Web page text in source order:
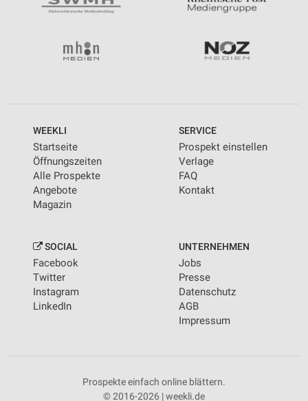
WEEKLI
Startseite
Öffnungszeiten
Alle Prospekte
Angebote
Magazin
SERVICE
Prospekt einstellen
Verlage
FAQ
Kontakt
SOCIAL
Facebook
Twitter
Instagram
LinkedIn
UNTERNEHMEN
Jobs
Presse
Datenschutz
AGB
Impressum
Prospekte einfach online blättern.
© 2016-2026 | weekli.de